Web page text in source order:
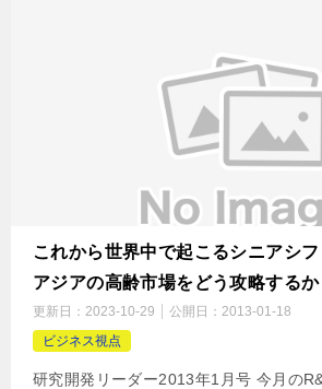
これから世界中で起こるシニアシ
アジアの高齢市場をどう攻略するか
更新日： 2023-10-29 公開日： 2013-01-18
ビジネス視点
研究開発リーダー2013年1月号 今月の